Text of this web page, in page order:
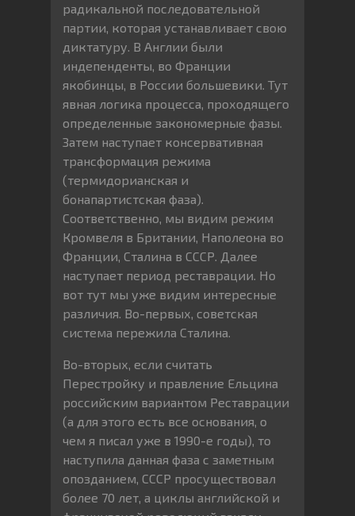
радикальной последовательной
партии, которая устанавливает свою
диктатуру. В Англии были
индепенденты, во Франции
якобинцы, в России большевики. Тут
явная логика процесса, проходящего
определенные закономерные фазы.
Затем наступает консервативная
трансформация режима
(термидорианская и
бонапартистская фаза).
Соответственно, мы видим режим
Кромвеля в Британии, Наполеона во
Франции, Сталина в СССР. Далее
наступает период реставрации. Но
вот тут мы уже видим интересные
различия. Во-первых, советская
система пережила Сталина.
Во-вторых, если считать
Перестройку и правление Ельцина
российским вариантом Реставрации
(а для этого есть все основания, о
чем я писал уже в 1990-е годы), то
наступила данная фаза с заметным
опозданием, СССР просуществовал
более 70 лет, а циклы английской и